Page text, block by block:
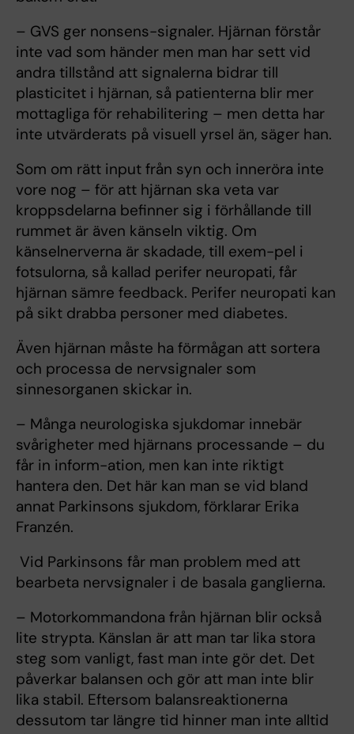
– GVS ger nonsens-signaler. Hjärnan förstår
inte vad som händer men man har sett vid
andra tillstånd att signalerna bidrar till
plasticitet i hjärnan, så patienterna blir mer
mottagliga för rehabilitering – men detta har
inte utvärderats på visuell yrsel än, säger han.
Som om rätt input från syn och inneröra inte
vore nog – för att hjärnan ska veta var
kroppsdelarna befinner sig i förhållande till
rummet är även känseln viktig. Om
känselnerverna är skadade, till exem-pel i
fotsulorna, så kallad perifer neuropati, får
hjärnan sämre feedback. Perifer neuropati kan
på sikt drabba personer med diabetes.
Även hjärnan måste ha förmågan att sortera
och processa de nervsignaler som
sinnesorganen skickar in.
– Många neurologiska sjukdomar innebär
svårigheter med hjärnans processande – du
får in inform-ation, men kan inte riktigt
hantera den. Det här kan man se vid bland
annat Parkinsons sjukdom, förklarar Erika
Franzén.
Vid Parkinsons får man problem med att
bearbeta nervsignaler i de basala ganglierna.
– Motorkommandona från hjärnan blir också
lite strypta. Känslan är att man tar lika stora
steg som vanligt, fast man inte gör det. Det
påverkar balansen och gör att man inte blir
lika stabil. Eftersom balansreaktionerna
dessutom tar längre tid hinner man inte alltid